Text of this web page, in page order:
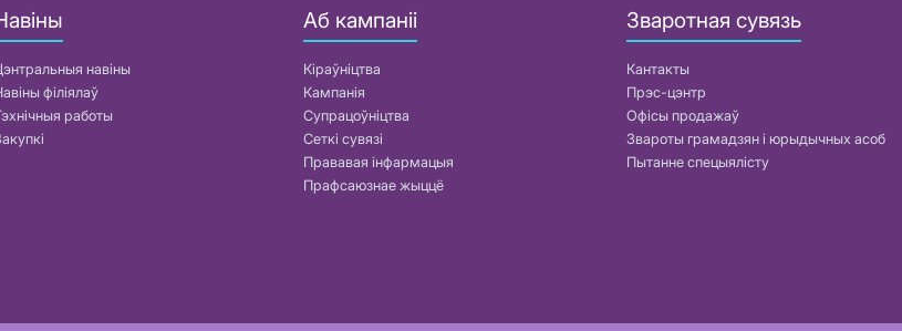
навіны
філіялаў
работы
Аб кампаніі
Кіраўніцтва
Кампанія
Супрацоўніцтва
Сеткі сувязі
Прававая інфармацыя
Прафсаюзнае жыццё
Зваротная сувязь
Кантакты
Прэс-цэнтр
Офісы продажаў
Звароты грамадзян і юрыдычных асоб
Пытанне спецыялісту